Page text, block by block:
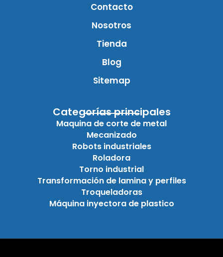
Contacto
Nosotros
Tienda
Blog
Sitemap
Categorías principales
Maquina de corte de metal
Mecanizado
Robots industriales
Roladora
Torno industrial
Transformación de lamina y perfiles
Troqueladoras
Máquina inyectora de plastico